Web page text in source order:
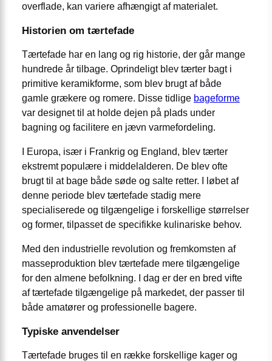
overflade, kan variere afhængigt af materialet.
Historien om tærtefade
Tærtefade har en lang og rig historie, der går mange
hundrede år tilbage. Oprindeligt blev tærter bagt i
primitive keramikforme, som blev brugt af både
gamle grækere og romere. Disse tidlige bageforme
var designet til at holde dejen på plads under
bagning og facilitere en jævn varmefordeling.
I Europa, især i Frankrig og England, blev tærter
ekstremt populære i middelalderen. De blev ofte
brugt til at bage både søde og salte retter. I løbet af
denne periode blev tærtefade stadig mere
specialiserede og tilgængelige i forskellige størrelser
og former, tilpasset de specifikke kulinariske behov.
Med den industrielle revolution og fremkomsten af
masseproduktion blev tærtefade mere tilgængelige
for den almene befolkning. I dag er der en bred vifte
af tærtefade tilgængelige på markedet, der passer til
både amatører og professionelle bagere.
Typiske anvendelser
Tærtefade bruges til en række forskellige kager og